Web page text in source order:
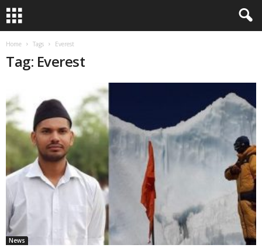
Home Tags Everest
Tag: Everest
News